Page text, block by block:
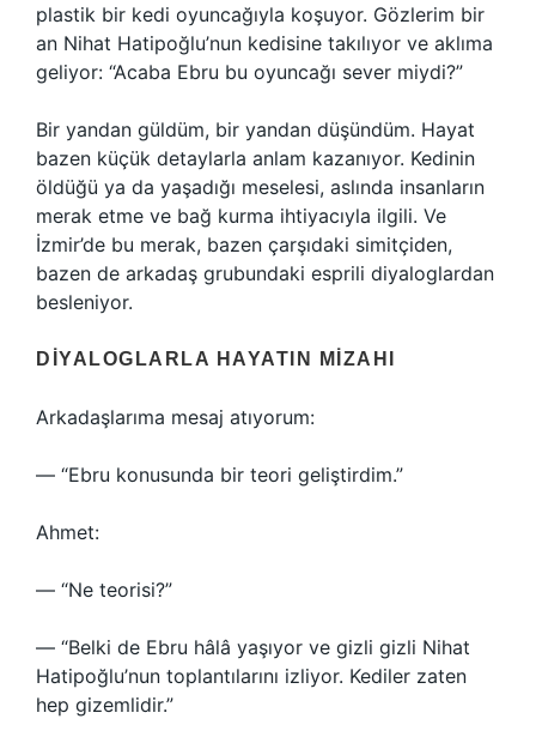
plastik bir kedi oyuncağıyla koşuyor. Gözlerim bir
an Nihat Hatipoğlu’nun kedisine takılıyor ve aklıma
geliyor: “Acaba Ebru bu oyuncağı sever miydi?”
Bir yandan güldüm, bir yandan düşündüm. Hayat
bazen küçük detaylarla anlam kazanıyor. Kedinin
öldüğü ya da yaşadığı meselesi, aslında insanların
merak etme ve bağ kurma ihtiyacıyla ilgili. Ve
İzmir’de bu merak, bazen çarşıdaki simitçiden,
bazen de arkadaş grubundaki esprili diyaloglardan
besleniyor.
DIYALOGLARLA HAYATIN MIZAHI
Arkadaşlarıma mesaj atıyorum:
— “Ebru konusunda bir teori geliştirdim.”
Ahmet:
— “Ne teorisi?”
— “Belki de Ebru hâlâ yaşıyor ve gizli gizli Nihat
Hatipoğlu’nun toplantılarını izliyor. Kediler zaten
hep gizemlidir.”